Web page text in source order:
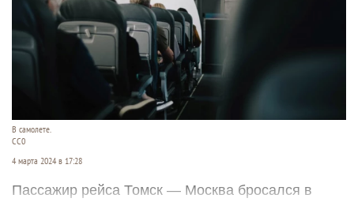
В самолете.
CC0
4 марта 2024 в 17:28
Пассажир рейса Томск — Москва бросался в